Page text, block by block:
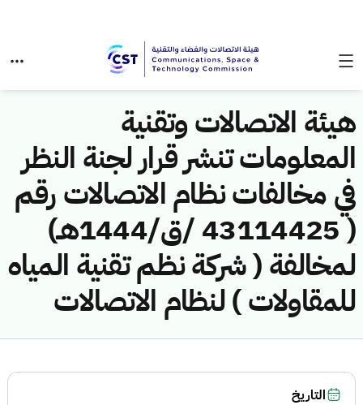
هيئة الاتصالات وتقنية
المعلومات تنشر قرار لجنة النظر
في مخالفات نظام الاتصالات رقم
( 43114425 /ق/1444هـ)
لمخالفة ( شركة نظم تقنية المياه
للمقاولات ) لنظام الاتصالات
التاريخ